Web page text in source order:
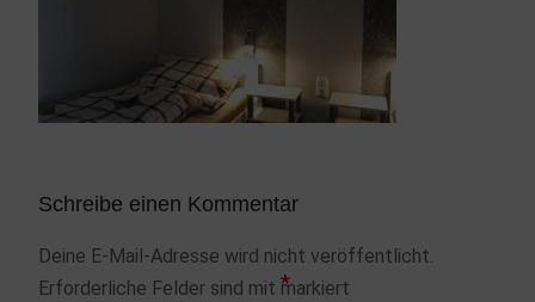
Schreibe einen Kommentar
Deine E-Mail-Adresse wird nicht veröffentlicht.
Erforderliche Felder sind mit *
markiert